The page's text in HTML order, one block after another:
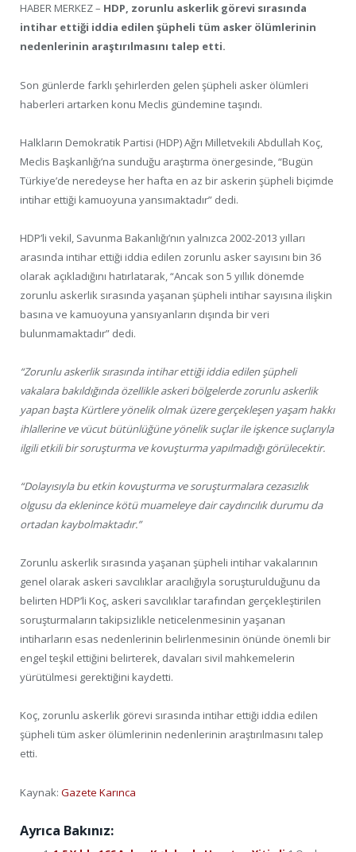
HABER MERKEZ – HDP, zorunlu askerlik görevi sırasında
intihar ettiği iddia edilen şüpheli tüm asker ölümlerinin
nedenlerinin araştırılmasını talep etti.
Son günlerde farklı şehirlerden gelen şüpheli asker ölümleri
haberleri artarken konu Meclis gündemine taşındı.
Halkların Demokratik Partisi (HDP) Ağrı Milletvekili Abdullah Koç,
Meclis Başkanlığı’na sunduğu araştırma önergesinde, “Bugün
Türkiye’de neredeyse her hafta en az bir askerin şüpheli biçimde
intihar ettiği kamuoyuna yansımaktadır” dedi.
HDP’li vekil, Savunma Bakanlığı’nın yalnızca 2002-2013 yılları
arasında intihar ettiği iddia edilen zorunlu asker sayısını bin 36
olarak açıkladığını hatırlatarak, “Ancak son 5 yıllık dönemde
zorunlu askerlik sırasında yaşanan şüpheli intihar sayısına ilişkin
basına ve kamuoyuna yansıyanların dışında bir veri
bulunmamaktadır” dedi.
“Zorunlu askerlik sırasında intihar ettiği iddia edilen şüpheli
vakalara bakıldığında özellikle askeri bölgelerde zorunlu askerlik
yapan başta Kürtlere yönelik olmak üzere gerçekleşen yaşam hakkı
ihlallerine ve vücut bütünlüğüne yönelik suçlar ile işkence suçlarıyla
ilgili etkili bir soruşturma ve kovuşturma yapılmadığı görülecektir.
“Dolayısıyla bu etkin kovuşturma ve soruşturmalara cezasızlık
olgusu da eklenince kötü muameleye dair caydırıcılık durumu da
ortadan kaybolmaktadır.”
Zorunlu askerlik sırasında yaşanan şüpheli intihar vakalarının
genel olarak askeri savcılıklar aracılığıyla soruşturulduğunu da
belirten HDP’li Koç, askeri savcılıklar tarafından gerçekleştirilen
soruşturmaların takipsizlikle neticelenmesinin yaşanan
intiharların esas nedenlerinin belirlenmesinin önünde önemli bir
engel teşkil ettiğini belirterek, davaları sivil mahkemelerin
yürütülmesi gerektiğini kaydetti.
Koç, zorunlu askerlik görevi sırasında intihar ettiği iddia edilen
şüpheli tüm asker ölümlerinin nedenlerinin araştırılmasını talep
etti.
Kaynak: Gazete Karınca
Ayrıca Bakınız: